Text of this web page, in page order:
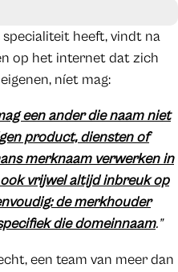
heeft, vindt na
op het internet dat zich
níet mag:
een ander die naam niet
product, diensten of
merknaam verwerken in
vrijwel altijd inbreuk op
de merkhouder
die domeinnaam.”
een team van meer dan